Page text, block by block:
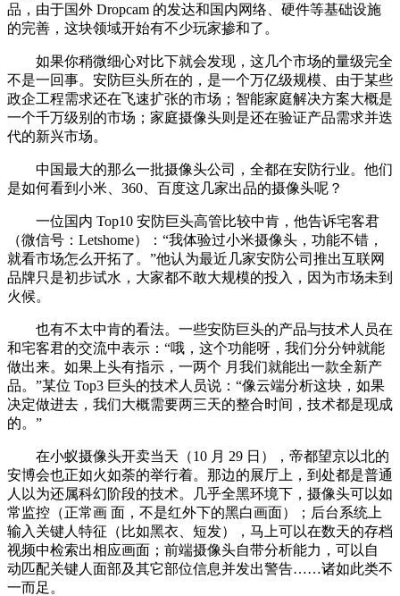
品，由于国外 Dropcam 的发达和国内网络、硬件等基础设施
的完善，这块领域开始有不少玩家掺和了。
如果你稍微细心对比下就会发现，这几个市场的量级完全
不是一回事。安防巨头所在的，是一个万亿级规模、由于某些
政企工程需求还在飞速扩张的市场；智能家庭解决方案大概是
一个千万级别的市场；家庭摄像头则是还在验证产品需求并迭
代的新兴市场。
中国最大的那么一批摄像头公司，全都在安防行业。他们
是如何看到小米、360、百度这几家出品的摄像头呢？
一位国内 Top10 安防巨头高管比较中肯，他告诉宅客君
（微信号：Letshome）：“我体验过小米摄像头，功能不错，
就看市场怎么开拓了。”他认为最近几家安防公司推出互联网
品牌只是初步试水，大家都不敢大规模的投入，因为市场未到
火候。
也有不太中肯的看法。一些安防巨头的产品与技术人员在
和宅客君的交流中表示：“哦，这个功能呀，我们分分钟就能
做出来。如果上头有指示，一两个 月我们就能出一款全新产
品。”某位 Top3 巨头的技术人员说：“像云端分析这块，如果
决定做进去，我们大概需要两三天的整合时间，技术都是现成
的。”
在小蚁摄像头开卖当天（10 月 29 日），帝都望京以北的
安博会也正如火如荼的举行着。那边的展厅上，到处都是普通
人以为还属科幻阶段的技术。几乎全黑环境下，摄像头可以如
常监控（正常画 面，不是红外下的黑白画面）；后台系统上
输入关键人特征（比如黑衣、短发），马上可以在数天的存档
视频中检索出相应画面；前端摄像头自带分析能力，可以自
动匹配关键人面部及其它部位信息并发出警告……诸如此类不
一而足。